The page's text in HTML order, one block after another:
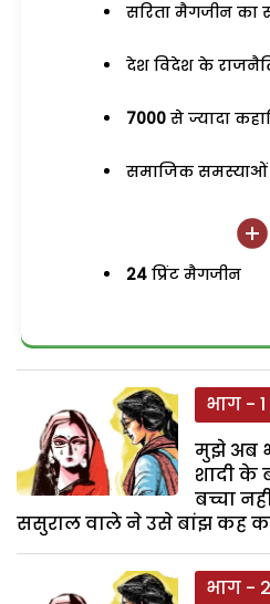
सरिता मैगजीन का
देश विदेश के
7000 से ज्यादा
समाजिक
24 प्रिंट मैगजीन
भाग - 1
मुझे अब
शादी के
बच्चा
ससुराल वाले ने उसे बांझ कह कर
भाग - 2